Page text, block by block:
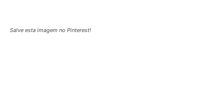
Salve esta imagem no Pinterest!